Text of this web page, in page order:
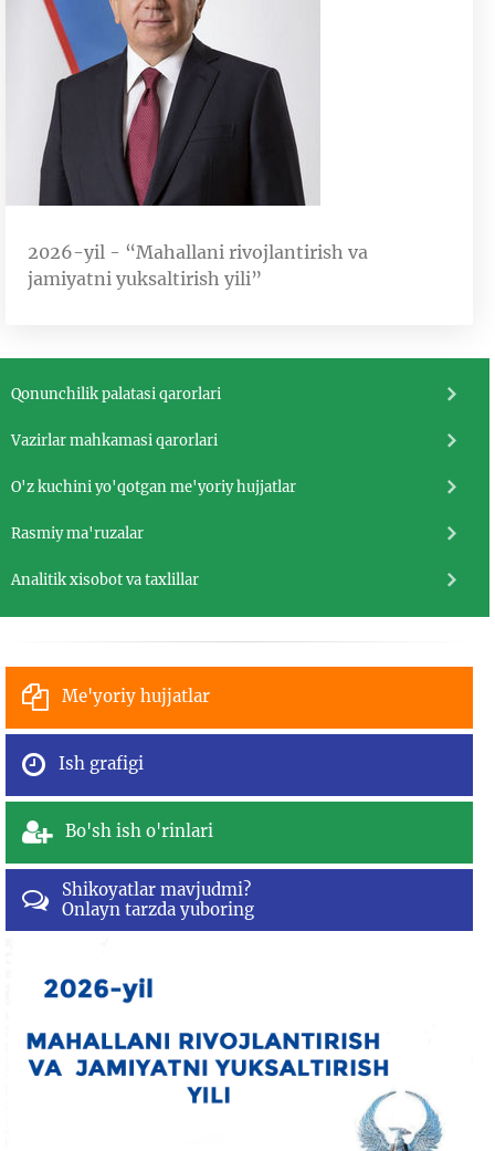
2026-yil - “Mahallani rivojlantirish va
jamiyatni yuksaltirish yili”
Qonunchilik palatasi qarorlari
Vazirlar mahkamasi qarorlari
O'z kuchini yo'qotgan me'yoriy hujjatlar
Rasmiy ma'ruzalar
Analitik xisobot va taxlillar
Me'yoriy hujjatlar
Ish grafigi
Bo'sh ish o'rinlari
Shikoyatlar mavjudmi?
Onlayn tarzda yuboring